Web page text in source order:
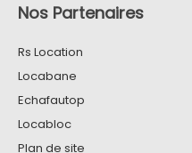
Nos Partenaires
Rs Location
Locabane
Echafautop
Locabloc
Plan de site